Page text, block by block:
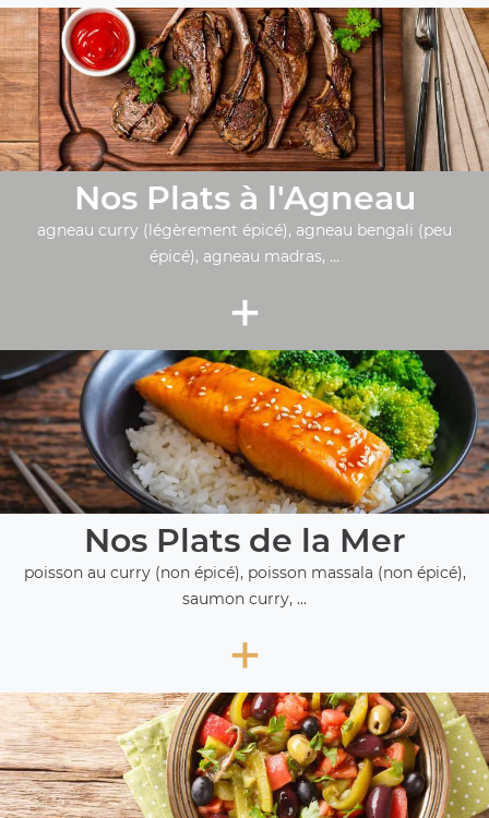
Nos Plats à l'Agneau
agneau curry (légèrement épicé), agneau bengali (peu
épicé), agneau madras, ...
+
Nos Plats de la Mer
poisson au curry (non épicé), poisson massala (non épicé),
saumon curry, ...
+